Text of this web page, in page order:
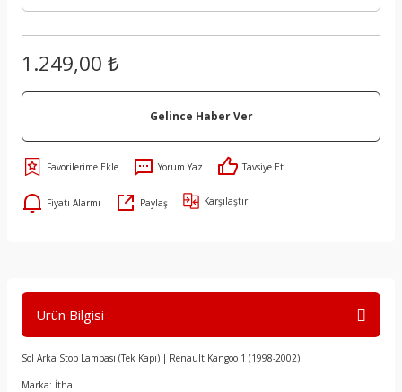
1.249,00 ₺
Gelince Haber Ver
Yorum Yaz Tavsiye Et
Fiyatı Alarmı Paylaş Karşılaştır
Ürün Bilgisi
Sol Arka Stop Lambası (Tek Kapı) | Renault Kangoo 1 (1998-2002)
Marka: İthal